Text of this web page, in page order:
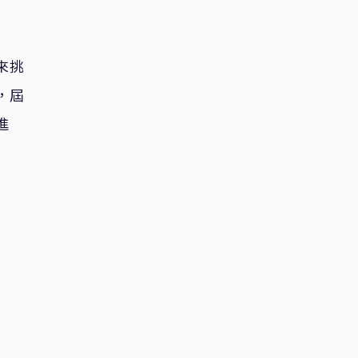
挑
屆